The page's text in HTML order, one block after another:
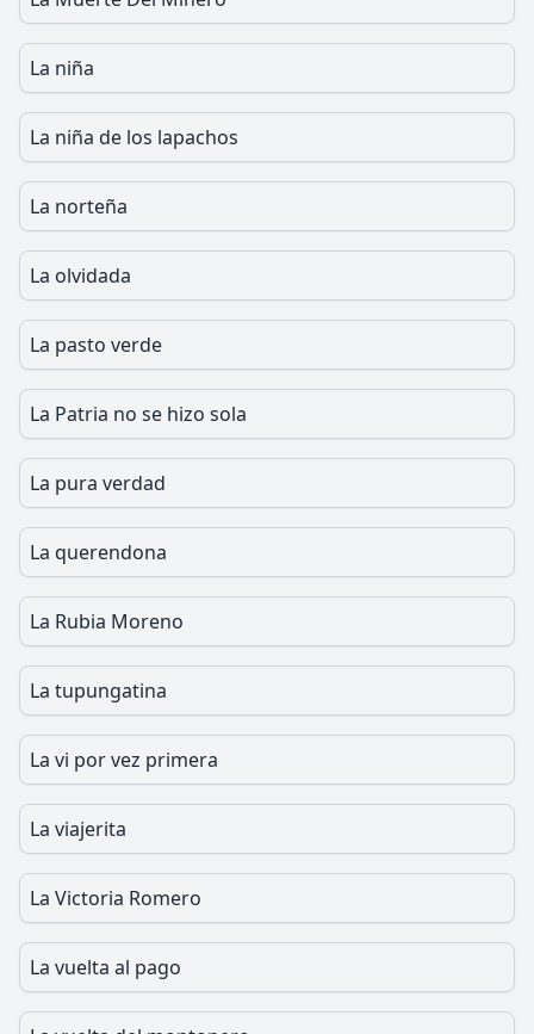
La niña
La niña de los lapachos
La norteña
La olvidada
La pasto verde
La Patria no se hizo sola
La pura verdad
La querendona
La Rubia Moreno
La tupungatina
La vi por vez primera
La viajerita
La Victoria Romero
La vuelta al pago